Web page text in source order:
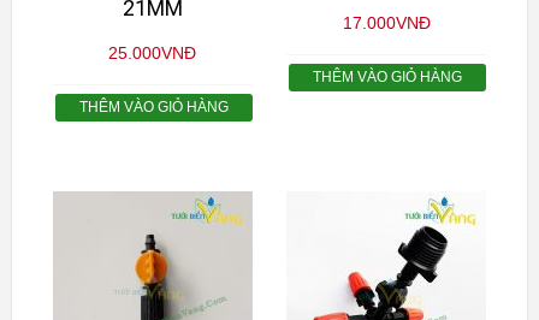
21MM
25.000VNĐ
THÊM VÀO GIỎ HÀNG
17.000VNĐ
THÊM VÀO GIỎ HÀNG